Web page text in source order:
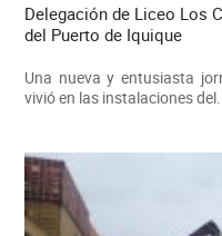
Delegación de Liceo Los
del Puerto de Iquique
Una nueva y entusiasta
vivió en las instalaciones